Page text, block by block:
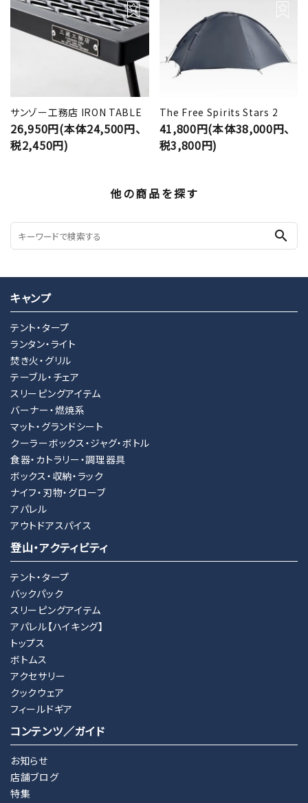
サンゾー工務店 IRON TABLE
26,950円(本体24,500円、
税2,450円)
The Free Spirits Stars 2
41,800円(本体38,000円、
税3,800円)
他の商品を探す
search
キャンプ
テント・タープ
ランタン・ライト
焚き火・グリル
テーブル・チェア
スリーピングアイテム
バーナー・燃焼系
マット・グランドシート
クーラーボックス・ジャグ・ボトル
食器・カトラリー・調理器具
ボックス・収納・ラック
ナイフ・刃物・グローブ
アパレル
アウトドアスパイス
登山・アクティビティ
テント・タープ
バックパック
スリーピングアイテム
アパレル【ハイキング】
トップス
ボトムス
アクセサリー
クックウェア
フィールドギア
コンテンツ／ガイド
お知らせ
店舗ブログ
特集